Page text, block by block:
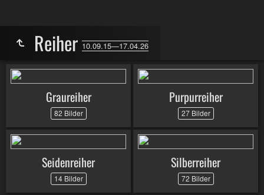
Reiher 10.09.15—17.04.26
Graureiher
82 Bilder
Purpurreiher
27 Bilder
Seidenreiher
14 Bilder
Silberreiher
72 Bilder